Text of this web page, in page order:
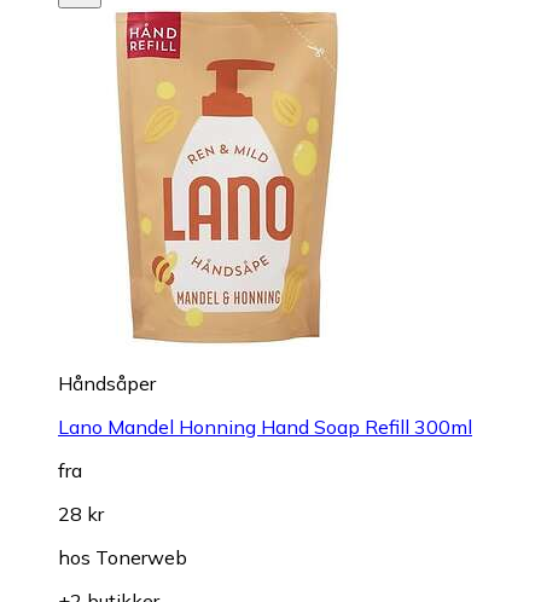
Håndsåper
Lano Mandel Honning Hand Soap Refill 300ml
fra
28 kr
hos Tonerweb